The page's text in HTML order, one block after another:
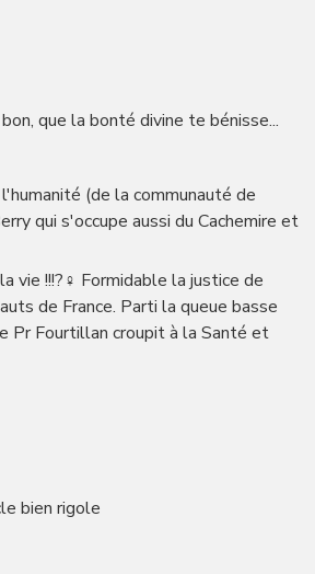
que la bonté divine te bénisse...
(de la communauté de
qui s'occupe aussi du Cachemire et
vie !!!?‍♀️ Formidable la justice de
de France. Parti la queue basse
Pr Fourtillan croupit à la Santé et
bien rigole